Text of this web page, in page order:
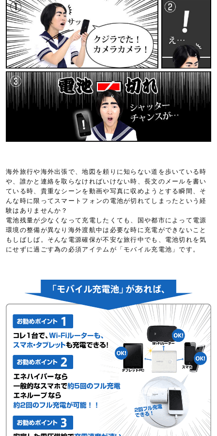
海外旅行や海外出張で、地図を頼りに知らない道を歩いている時
や、誰かと連絡を取らなければいけない時、長文のメールを書い
ている時、貴重なシーンを動画や写真に収めようとする瞬間、そ
んな時に限ってスマートフォンの電池が切れてしまったという経
験はありませんか？
電池残量が少なくなって充電したくても、国や都市によって電源
環境の整備が異なり海外渡航中は必要な時に充電ができないこと
もしばしば。そんな電源確保が不安な旅行中でも、電池切れを気
にせずに過ごす為の必須アイテムが「モバイル充電池」です。